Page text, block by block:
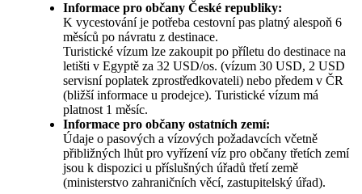
Informace pro občany České republiky:
K vycestování je potřeba cestovní pas platný alespoň 6
měsíců po návratu z destinace.
Turistické vízum lze zakoupit po příletu do destinace na
letišti v Egyptě za 32 USD/os. (vízum 30 USD, 2 USD
servisní poplatek zprostředkovateli) nebo předem v ČR
(bližší informace u prodejce). Turistické vízum má
platnost 1 měsíc.
Informace pro občany ostatních zemí:
Údaje o pasových a vízových požadavcích včetně
přibližných lhůt pro vyřízení víz pro občany třetích zemí
jsou k dispozici u příslušných úřadů třetí země
(ministerstvo zahraničních věcí, zastupitelský úřad).